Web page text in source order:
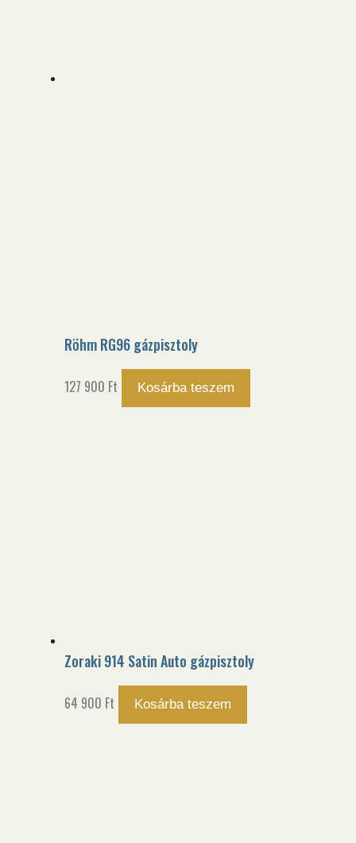
Röhm RG96 gázpisztoly
127 900 Ft Kosárba teszem
Zoraki 914 Satin Auto gázpisztoly
64 900 Ft Kosárba teszem